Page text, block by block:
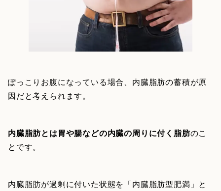
ぽっこりお腹になっている場合、内臓脂肪の蓄積が原
因だと考えられます。
内臓脂肪とは胃や腸などの内臓の周りに付く脂肪のこ
とです。
内臓脂肪が過剰に付いた状態を「内臓脂肪型肥満」と